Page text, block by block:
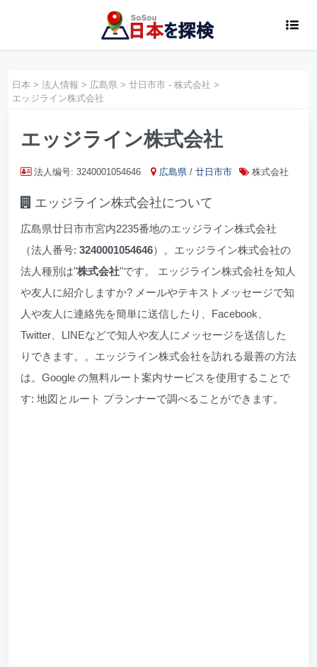
日本 > 法人情報 > 広島県 > 廿日市市 - 株式会社 >
エッジライン株式会社
エッジライン株式会社
法人编号: 3240001054646 広島県 / 廿日市市 株式会社
エッジライン株式会社について
広島県廿日市市宮内2235番地のエッジライン株式会社
（法人番号: 3240001054646）。エッジライン株式会社の
法人種別は"株式会社"です。 エッジライン株式会社を知人
や友人に紹介しますか? メールやテキストメッセージで知
人や友人に連絡先を簡単に送信したり、Facebook、
Twitter、LINEなどで知人や友人にメッセージを送信した
りできます。。エッジライン株式会社を訪れる最善の方法
は。Google の無料ルート案内サービスを使用することで
す: 地図とルート プランナーで調べることができます。